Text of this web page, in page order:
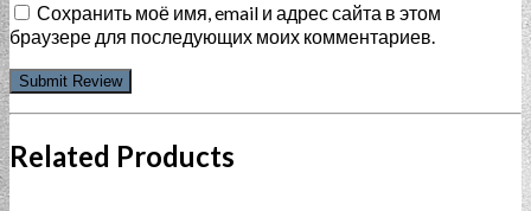
Сохранить моё имя, email и адрес сайта в этом
браузере для последующих моих комментариев.
Related Products